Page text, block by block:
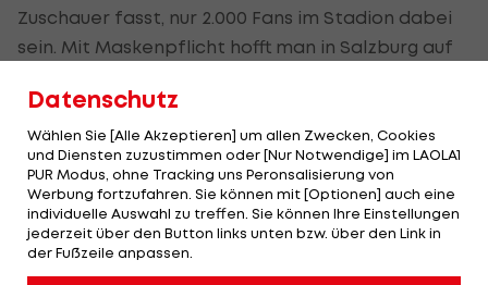
Zuschauer fasst, nur 2.000 Fans im Stadion dabei
sein. Mit Maskenpflicht hofft man in Salzburg auf
Verordnung würde bedeuten, dass aufgrund der
geltenden Sperrstunde ab 22.00 Uhr für alle
Zusammenkünfte unser Heimspiel in Salzburg
nicht vor Zuschauern umsetzbar ist", sagt Red Bull
Datenschutz
Wählen Sie [Alle Akzeptieren] um allen Zwecken, Cookies
und Diensten zuzustimmen oder [Nur Notwendige] im LAOLA1
PUR Modus, ohne Tracking uns Peronsalisierung von
Werbung fortzufahren. Sie können mit [Optionen] auch eine
individuelle Auswahl zu treffen. Sie können Ihre Einstellungen
jederzeit über den Button links unten bzw. über den Link in
der Fußzeile anpassen.